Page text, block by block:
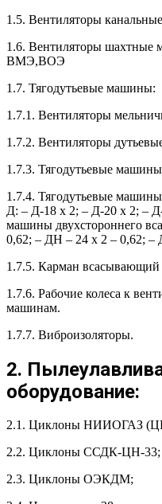
1.5. Вентиляторы
1.6. Вентиляторы шахтные
ВМЭ,ВОЭ
1.7. Тягодутьевые машины:
1.7.1. Вентиляторы
1.7.2. Вентиляторы
1.7.3. Тягодутьевые
1.7.4. Тягодутьевые
Д: – Д-18 х 2; – Д-20 х 2; –
машины двухстороннего
0,62; – ДН – 24 х 2 – 0,62;
1.7.5. Карман всасывающий
1.7.6. Рабочие колеса к
машинам.
1.7.7. Виброизоляторы.
2.
оборудование:
2.1. Циклоны НИИОГАЗ
2.2. Циклоны ССДК-ЦН-33;
2.3. Циклоны ОЭКДМ;